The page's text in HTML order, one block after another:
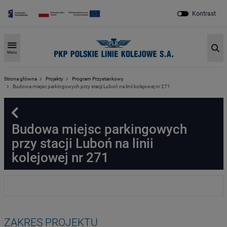
Kontrast
Menu
Strona główna Projekty
Program Przystankowy
Budowa miejsc parkingowych przy stacji Luboń na linii kolejowej nr 271
Powrót
Budowa miejsc parkingowych
przy stacji Luboń na linii
kolejowej nr 271
ZAKRES PROJEKTU